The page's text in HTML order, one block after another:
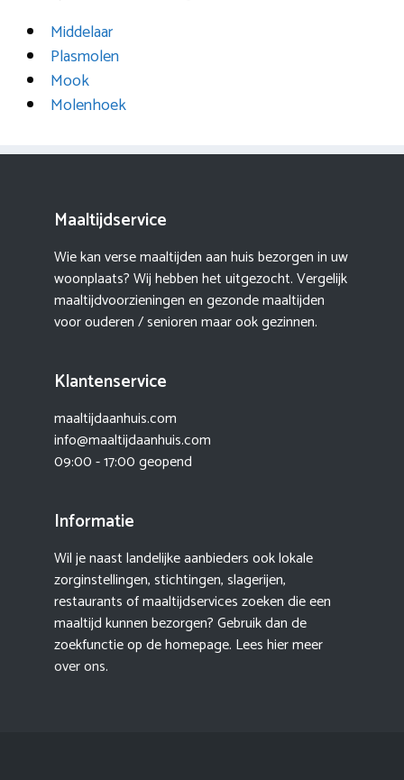
Middelaar
Plasmolen
Mook
Molenhoek
Maaltijdservice
Wie kan verse maaltijden aan huis bezorgen in uw
woonplaats? Wij hebben het uitgezocht. Vergelijk
maaltijdvoorzieningen en gezonde maaltijden
voor ouderen / senioren maar ook gezinnen.
Klantenservice
maaltijdaanhuis.com
info@maaltijdaanhuis.com
09:00 - 17:00 geopend
Informatie
Wil je naast landelijke aanbieders ook lokale
zorginstellingen, stichtingen, slagerijen,
restaurants of maaltijdservices zoeken die een
maaltijd kunnen bezorgen? Gebruik dan de
zoekfunctie op de homepage. Lees hier meer
over ons.